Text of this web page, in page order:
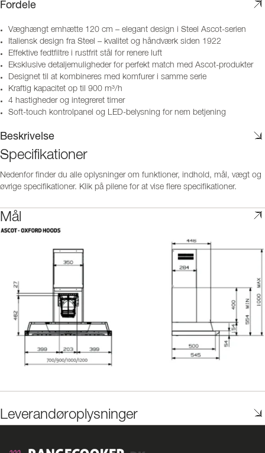
Fordele
Væghængt emhætte 120 cm – elegant design i Steel Ascot-serien
Italiensk design fra Steel – kvalitet og håndværk siden 1922
Effektive fedtfiltre i rustfrit stål for renere luft
Eksklusive detaljemuligheder for perfekt match med Ascot-produkter
Designet til at kombineres med komfurer i samme serie
Kraftig kapacitet op til 900 m³/h
4 hastigheder og integreret timer
Soft-touch kontrolpanel og LED-belysning for nem betjening
Beskrivelse
Specifikationer
Nedenfor finder du alle oplysninger om funktioner, indhold, mål, vægt og
øvrige specifikationer. Klik på pilene for at vise flere specifikationer.
Mål
Leverandøroplysninger